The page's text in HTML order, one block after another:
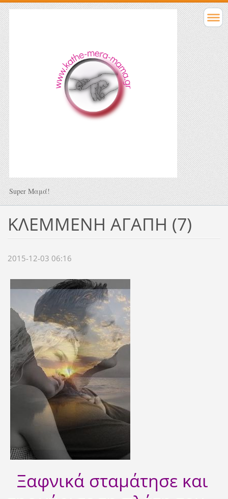
Super Μαμά!
ΚΛΕΜΜΕΝΗ ΑΓΑΠΗ (7)
2015-12-03 06:16
Ξαφνικά σταμάτησε και